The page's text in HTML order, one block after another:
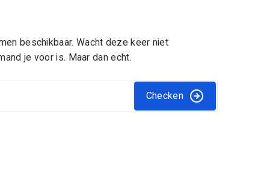
beschikbaar. Wacht deze keer niet
je voor is. Maar dan echt.
Checken